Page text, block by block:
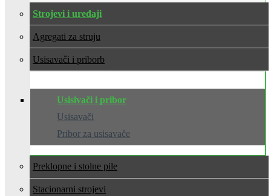
Strojevi i uređaji
Agregati za struju
Usisavači i pribor
Usisivači i pribor
Usisavači
Pribor za usisavače
Preklopne i stolne pile
Stacionarni strojevi